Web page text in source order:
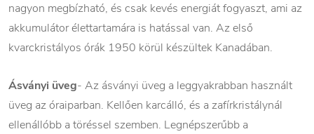
nagyon megbízható, és csak kevés energiát fogyaszt, ami az
akkumulátor élettartamára is hatással van. Az első
kvarckristályos órák 1950 körül készültek Kanadában.
Ásványi üveg- Az ásványi üveg a leggyakrabban használt
üveg az óraiparban. Kellően karcálló, és a zafírkristálynál
ellenállóbb a töréssel szemben. Legnépszerűbb a